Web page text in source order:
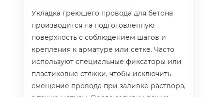
Укладка греющего провода для бетона
производится на подготовленную
поверхность с соблюдением шагов и
крепления к арматуре или сетке. Часто
используют специальные фиксаторы или
пластиковые стяжки, чтобы исключить
смещение провода при заливке раствора,